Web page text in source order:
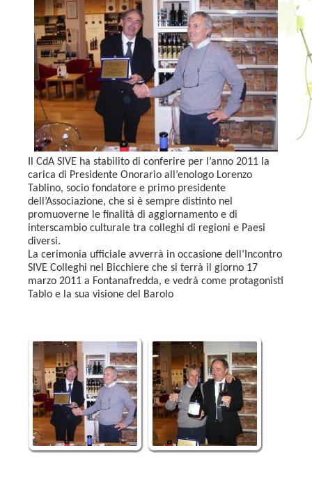
Il CdA SIVE ha stabilito di conferire per l’anno 2011 la
carica di Presidente Onorario all’enologo Lorenzo
Tablino, socio fondatore e primo presidente
dell’Associazione, che si è sempre distinto nel
promuoverne le finalità di aggiornamento e di
interscambio culturale tra colleghi di regioni e Paesi
diversi.
La cerimonia ufficiale avverrà in occasione dell’Incontro
SIVE Colleghi nel Bicchiere che si terrà il giorno 17
marzo 2011 a Fontanafredda, e vedrà come protagonisti
Tablo e la sua visione del Barolo